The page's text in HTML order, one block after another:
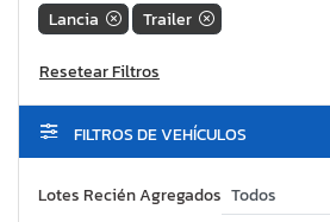
Lancia Trailer
FILTROS DE VEHÍCULOS
Lotes Recién Agregados